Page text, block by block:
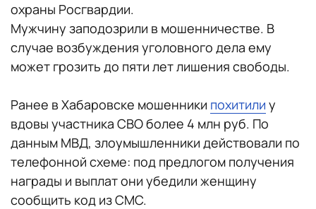
охраны Росгвардии.
Мужчину заподозрили в мошенничестве. В
случае возбуждения уголовного дела ему
может грозить до пяти лет лишения свободы.
Ранее в Хабаровске мошенники похитили у
вдовы участника СВО более 4 млн руб. По
данным МВД, злоумышленники действовали по
телефонной схеме: под предлогом получения
награды и выплат они убедили женщину
сообщить код из СМС.